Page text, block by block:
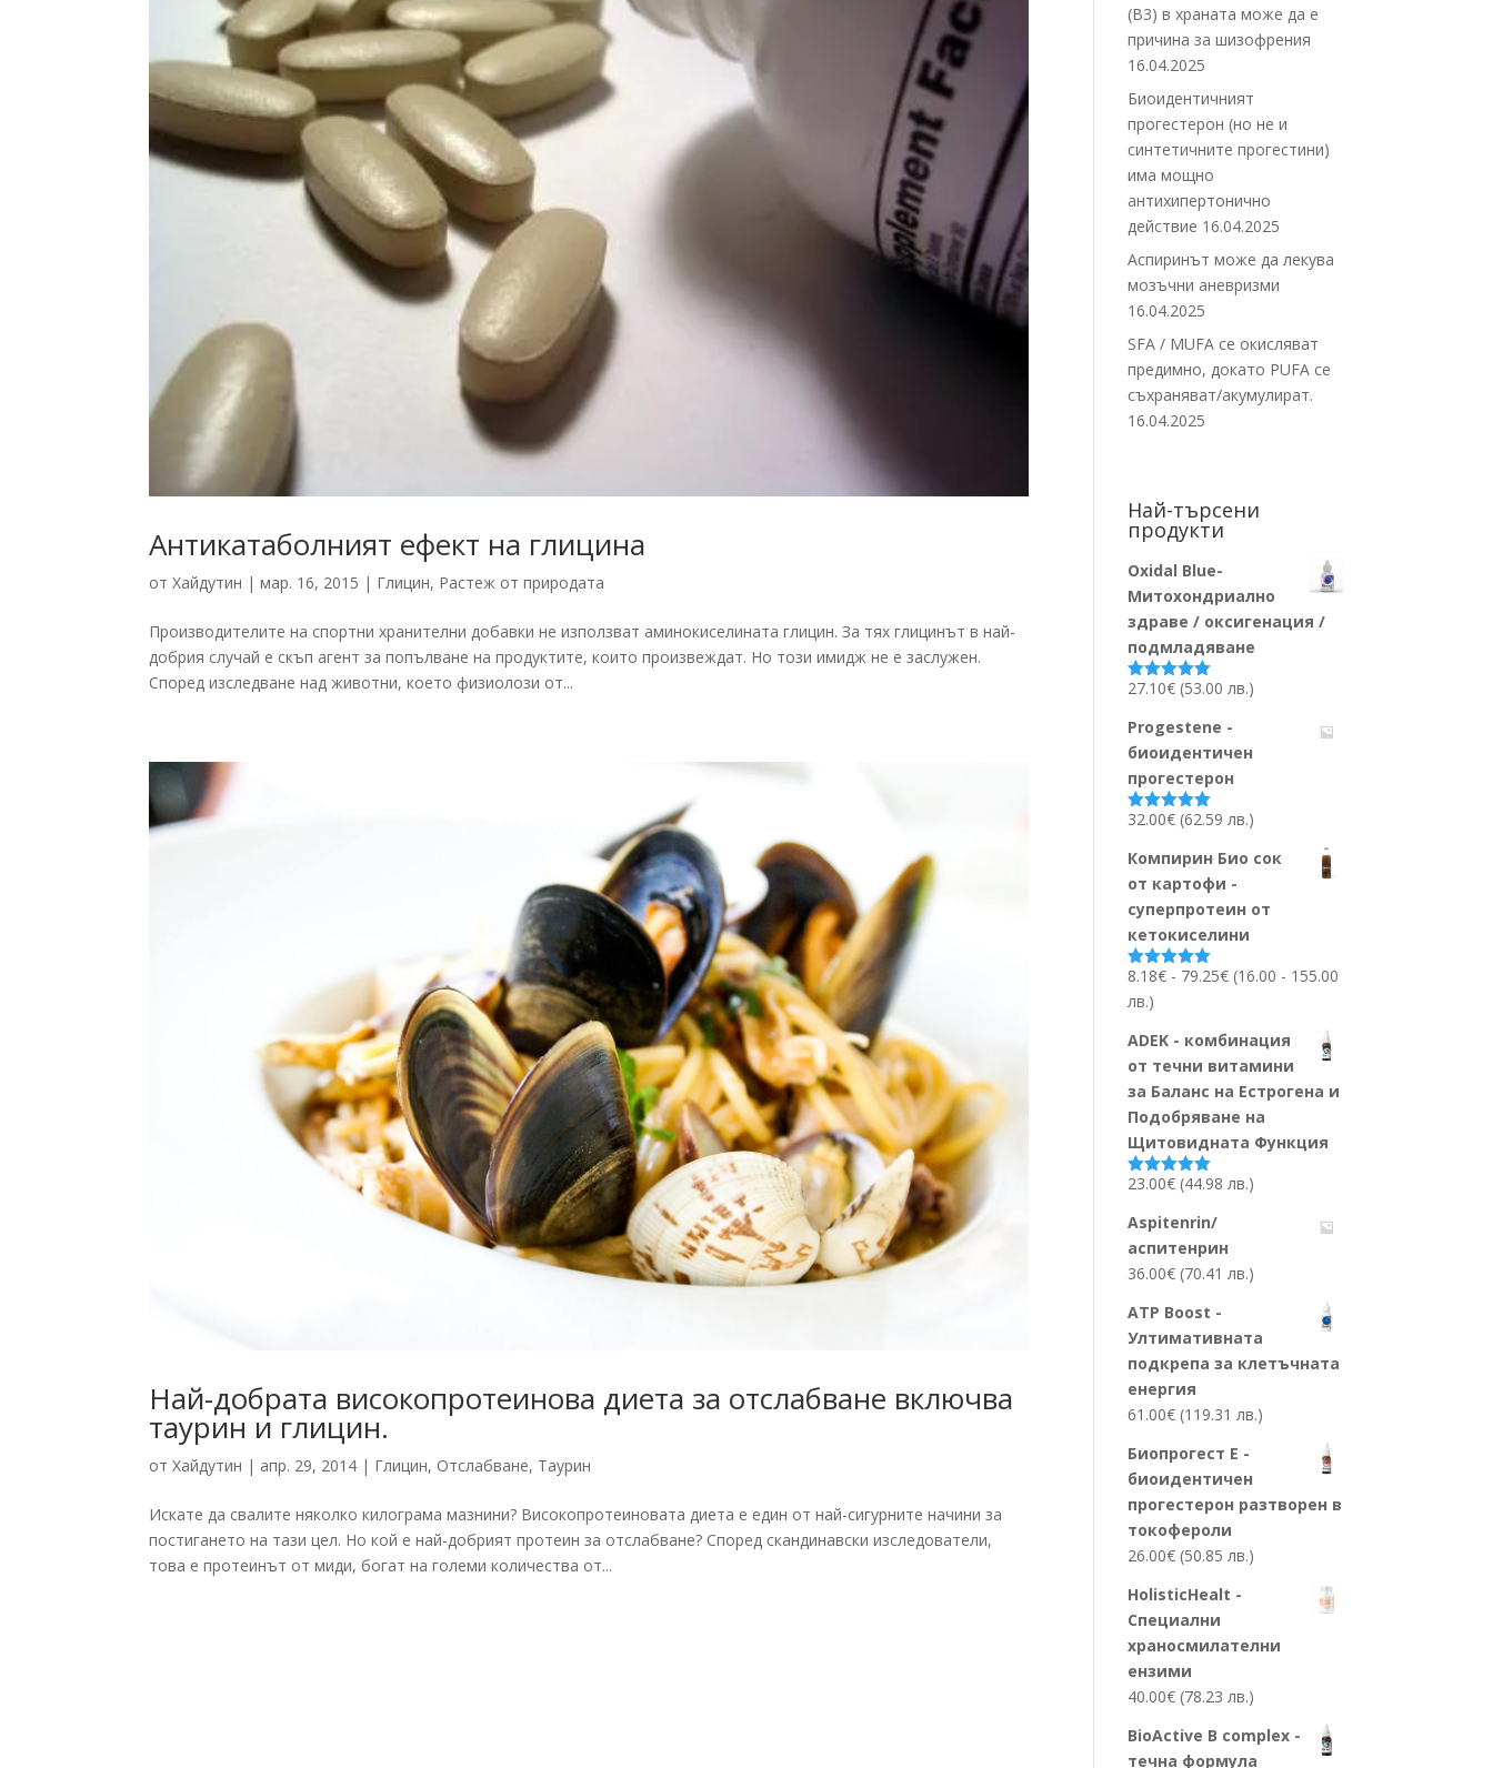
Антикатаболният ефект на глицина
отХайдутин |мар. 16, 2015 | Глицин, Растеж от природата
Производителите на спортни хранителни добавки не използват аминокиселината глицин. За тях глицинът в най-
добрия случай е скъп агент за попълване на продуктите, които произвеждат. Но този имидж не е заслужен.
Според изследване над животни, което физиолози от...
Най-добрата високопротеинова диета за отслабване включва
таурин и глицин.
отХайдутин | апр. 29, 2014 | Глицин, Отслабване, Таурин
Искате да свалите няколко килограма мазнини? Високопротеиновата диета е един от най-сигурните начини за
постигането на тази цел. Но кой е най-добрият протеин за отслабване? Според скандинавски изследователи,
това е протеинът от миди, богат на големи количества от...
(В3) в храната може да е
причина за шизофрения
16.04.2025
Биоидентичният
прогестерон (но не и
синтетичните прогестини)
има мощно
антихипертонично
действие 16.04.2025
Аспиринът може да лекува
мозъчни аневризми
16.04.2025
SFA / MUFA се окисляват
предимно, докато PUFA се
съхраняват/акумулират.
16.04.2025
Най-търсени
продукти
Oxidal Blue-
Митохондриално
здраве / оксигенация /
подмладяване
Оценено на
27.10€ (53.00 лв.)
Progestene -
биоидентичен
прогестерон
Оценено на
32.00€ (62.59 лв.)
Компирин Био сок
от картофи -
суперпротеин от
кетокиселини
Оценено на
5.00
8.18€ - 79.25€Ценови
до
79.25€
(16.00 - 155.00
лв.)
ADEK - комбинация
от течни витамини
за Баланс на Естрогена и
Подобряване на
Щитовидната Функция
Оценено на
23.00€ (44.98 лв.)
Aspitenrin/
аспитенрин
36.00€ (70.41 лв.)
ATP Boost -
Ултимативната
подкрепа за клетъчната
енергия
61.00€ (119.31 лв.)
Биопрогест Е -
биоидентичен
прогестерон разтворен в
токофероли
26.00€ (50.85 лв.)
HolisticHealt -
Специални
храносмилателни
ензими
40.00€ (78.23 лв.)
BioActive B complex -
течна формула